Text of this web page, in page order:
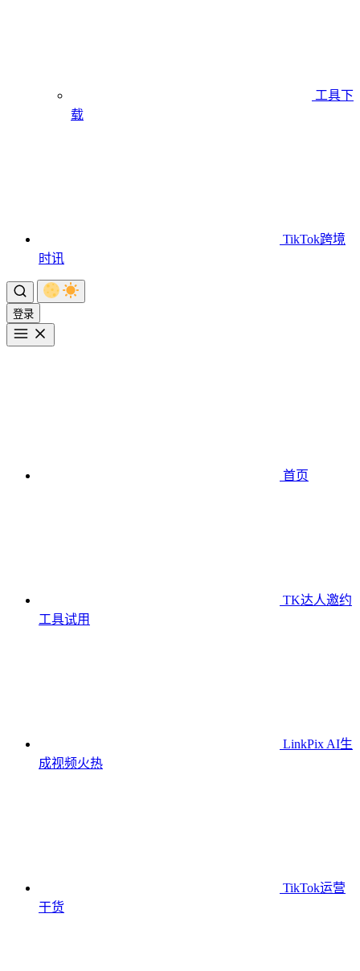
工具下
载
TikTok跨境
时讯
登录
首页
TK达人邀约
工具试用
LinkPix AI生
成视频火热
TikTok运营
干货